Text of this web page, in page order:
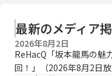
最新のメディア
2026年8月2日
ReHacQ「坂本龍馬の魅
回！」（2026年8月2日